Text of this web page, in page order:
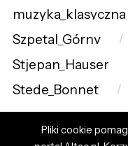
muzyka_klasyczna
Szpetal_Górny
Stjepan_Hauser
Stede_Bonnet
Pliki cookie